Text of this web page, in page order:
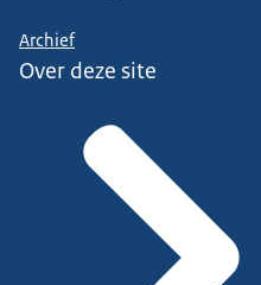
Archief
Over deze site